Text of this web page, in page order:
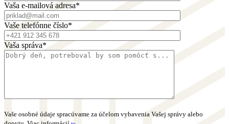
Vaša e-mailová adresa*
Vaše telefónne číslo*
Vaša správa*
Vaše osobné údaje spracúvame za účelom vybavenia Vašej správy alebo